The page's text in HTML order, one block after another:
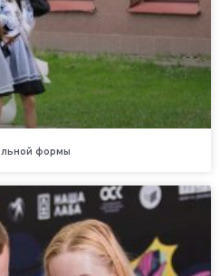
формы